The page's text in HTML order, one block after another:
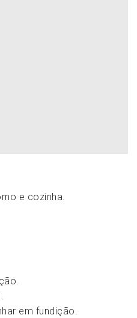
e cozinha.
em fundição.